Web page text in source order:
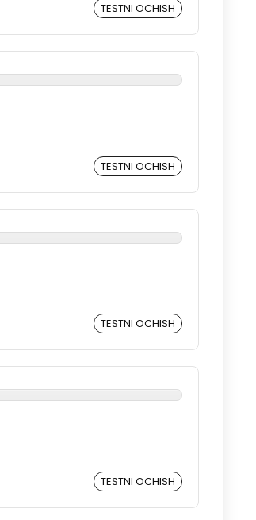
TESTNI OCHISH
TESTNI OCHISH
TESTNI OCHISH
TESTNI OCHISH